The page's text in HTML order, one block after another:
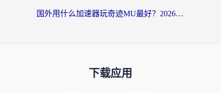
国外用什么加速器玩奇迹MU最好？2026海外玩家国服游戏加速全攻略
下载应用